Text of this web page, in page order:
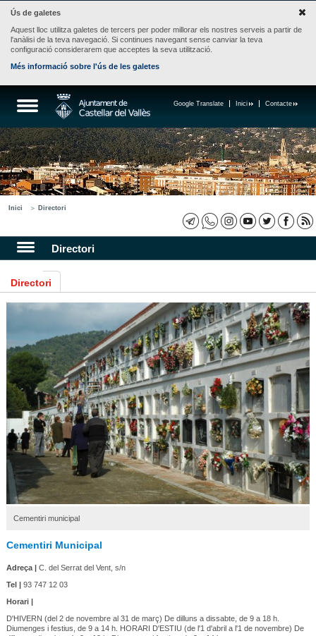
Ús de galetes
Aquest lloc utilitza galetes de tercers per poder millorar els nostres serveis a partir de
l'anàlisi de la teva navegació. Si continues navegant sense canviar la teva
configuració considerarem que acceptes la seva utilització.
Més informació sobre l'ús de les galetes
Contacte
Inici
Google Translate
Inici Directori
Directori
Directori
Cementiri municipal
Cementiri Municipal
Adreça |C. del Serrat del Vent, s/n
Tel |93 747 12 03
Horari |
D'HIVERN (del 2 de novembre al 31 de març) De dilluns a dissabte, de 9 a 18 h.
Diumenges i festius, de 9 a 14 h. HORARI D'ESTIU (de l'1 d'abril a l'1 de novembre) De